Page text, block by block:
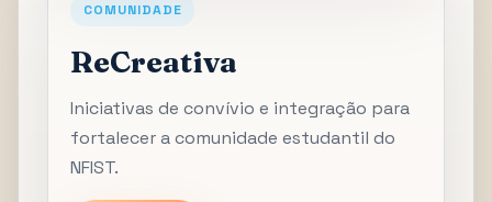
COMUNIDADE
ReCreativa
Iniciativas de convívio e integração para
fortalecer a comunidade estudantil do
NFIST.